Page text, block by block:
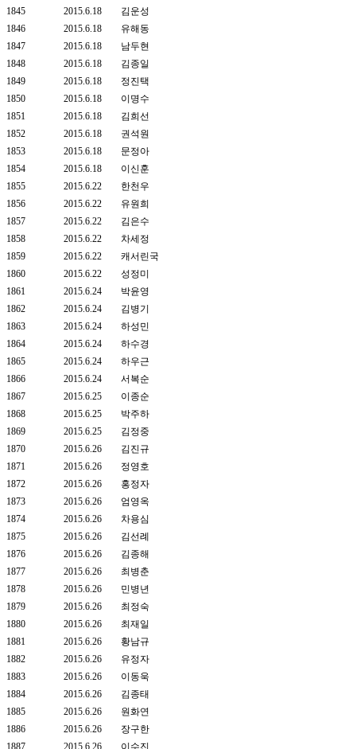
1845
2015.6.18
김운성
1846
2015.6.18
유해동
1847
2015.6.18
남두현
1848
2015.6.18
김종일
1849
2015.6.18
정진택
1850
2015.6.18
이명수
1851
2015.6.18
김희선
1852
2015.6.18
권석원
1853
2015.6.18
문정아
1854
2015.6.18
이신훈
1855
2015.6.22
한천우
1856
2015.6.22
유원희
1857
2015.6.22
김은수
1858
2015.6.22
차세정
1859
2015.6.22
캐서린국
1860
2015.6.22
성정미
1861
2015.6.24
박윤영
1862
2015.6.24
김병기
1863
2015.6.24
하성민
1864
2015.6.24
하수경
1865
2015.6.24
하우근
1866
2015.6.24
서복순
1867
2015.6.25
이종순
1868
2015.6.25
박주하
1869
2015.6.25
김정중
1870
2015.6.26
김진규
1871
2015.6.26
정영호
1872
2015.6.26
홍정자
1873
2015.6.26
엄영옥
1874
2015.6.26
차용심
1875
2015.6.26
김선례
1876
2015.6.26
김종해
1877
2015.6.26
최병춘
1878
2015.6.26
민병년
1879
2015.6.26
최정숙
1880
2015.6.26
최재일
1881
2015.6.26
황남규
1882
2015.6.26
유정자
1883
2015.6.26
이동욱
1884
2015.6.26
김종태
1885
2015.6.26
원화연
1886
2015.6.26
장구한
1887
2015.6.26 이수진